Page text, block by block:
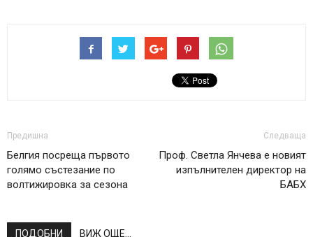
Предишна
Белгия посреща първото
голямо състезание по
волтижировка за сезона
Следваща
Проф. Светла Янчева е новият
изпълнителен директор на
БАБХ
ПОДОБНИ ВИЖ ОЩЕ...